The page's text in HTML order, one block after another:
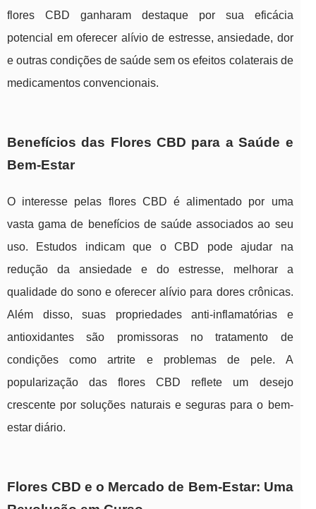
flores CBD ganharam destaque por sua eficácia
potencial em oferecer alívio de estresse, ansiedade, dor
e outras condições de saúde sem os efeitos colaterais de
medicamentos convencionais.
Benefícios das Flores CBD para a Saúde e
Bem-Estar
O interesse pelas flores CBD é alimentado por uma
vasta gama de benefícios de saúde associados ao seu
uso. Estudos indicam que o CBD pode ajudar na
redução da ansiedade e do estresse, melhorar a
qualidade do sono e oferecer alívio para dores crônicas.
Além disso, suas propriedades anti-inflamatórias e
antioxidantes são promissoras no tratamento de
condições como artrite e problemas de pele. A
popularização das flores CBD reflete um desejo
crescente por soluções naturais e seguras para o bem-
estar diário.
Flores CBD e o Mercado de Bem-Estar: Uma